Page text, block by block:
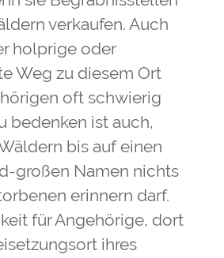
verkaufen. Auch
holprige oder
Weg zu diesem Ort
oft schwierig
bedenken ist auch,
bis auf einen
großen Namen nichts
erinnern darf.
für Angehörige, dort
ihres